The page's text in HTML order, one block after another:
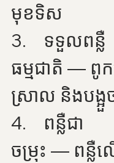
មុខទិស
3.    ទទួលពន្លឺ
ធម្មជាតិ —
ស្រាល និងបង្អួ
4.    ពន្លឺជា
ចម្រុះ — ពន្លឺ